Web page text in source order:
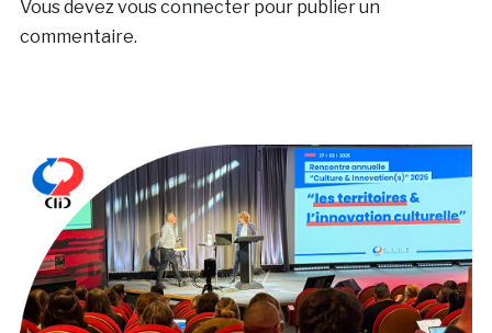
Vous devezvous connecterpour publier un
commentaire.